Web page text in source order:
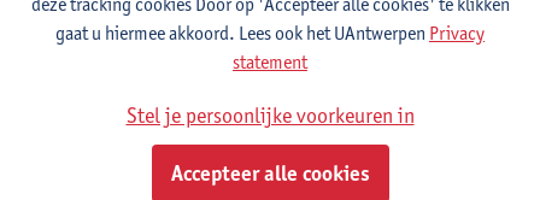
Clinical Internships
Master of Rehabilitation Sciences and Physiotherapy:
Master of Rehabilitation Sciences and Physiotherapy:
gaat u hiermee akkoord. Lees ook het UAntwerpen Privacy
statement
Stel je persoonlijke voorkeuren in
Accepteer alle cookies